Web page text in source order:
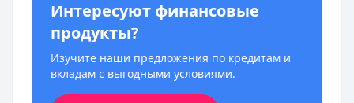
Интересуют финансовые
продукты?
Изучите наши предложения по кредитам и
вкладам с выгодными условиями.